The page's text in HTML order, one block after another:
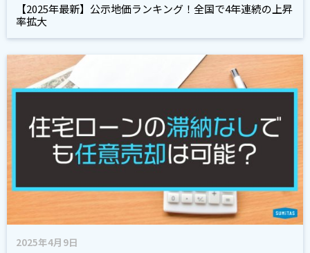
【2025年最新】公示地価ランキング！全国で4年連続の上昇
率拡大
2025年4月9日